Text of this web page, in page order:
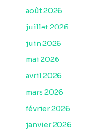
août 2026
juillet 2026
juin 2026
mai 2026
avril 2026
mars 2026
février 2026
janvier 2026